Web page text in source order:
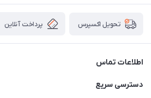
تحویل اکسپرس پرداخت آنلاین
اطلاعات تماس
2424 3672 - 021
دسترسی سریع